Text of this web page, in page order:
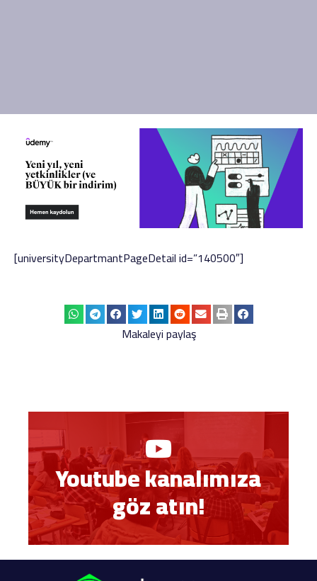
[universityDepartmantPageDetail id=”140500″]
Makaleyi paylaş
Youtube kanalımıza
göz atın!